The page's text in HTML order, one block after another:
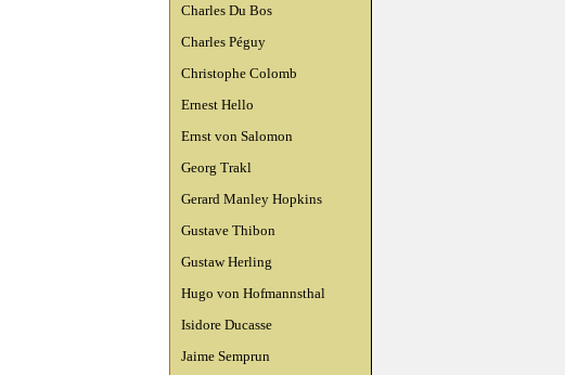
Charles Du Bos
Charles Péguy
Christophe Colomb
Ernest Hello
Ernst von Salomon
Georg Trakl
Gerard Manley Hopkins
Gustave Thibon
Gustaw Herling
Hugo von Hofmannsthal
Isidore Ducasse
Jaime Semprun